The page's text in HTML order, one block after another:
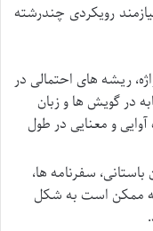
رویکردی چندرشته
ریشه های احتمالی در
در گویش ها و زبان
و معنایی در طول
سفرنامه ها،
ممکن است به شکل